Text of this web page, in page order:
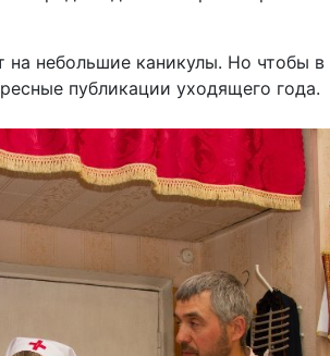
небольшие каникулы. Но чтобы
публикации уходящего года.